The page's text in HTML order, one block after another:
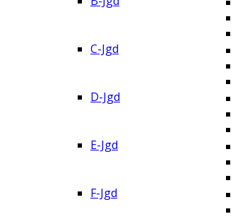
C-Jgd
D-Jgd
E-Jgd
F-Jgd